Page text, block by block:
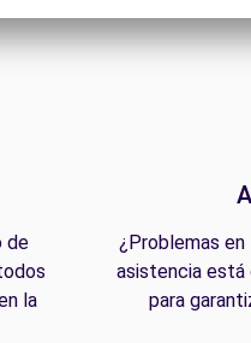
de
la
¿Problemas
asistencia está
para